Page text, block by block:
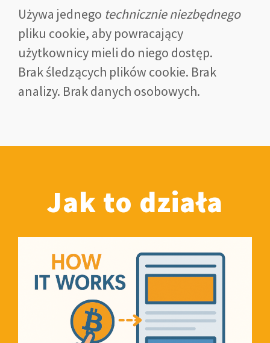
Używa jednego technicznie niezbędnego
pliku cookie, aby powracający
użytkownicy mieli do niego dostęp.
Brak śledzących plików cookie. Brak
analizy. Brak danych osobowych.
Jak to działa